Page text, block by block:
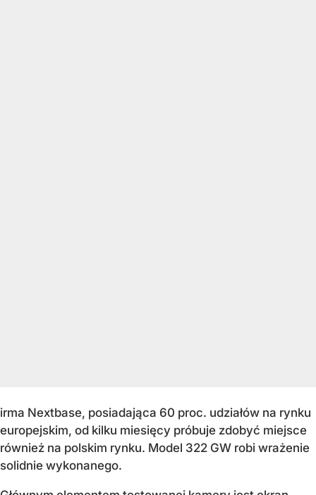
irma Nextbase, posiadająca 60 proc. udziałów na rynku
europejskim, od kilku miesięcy próbuje zdobyć miejsce
również na polskim rynku. Model 322 GW robi wrażenie
solidnie wykonanego.